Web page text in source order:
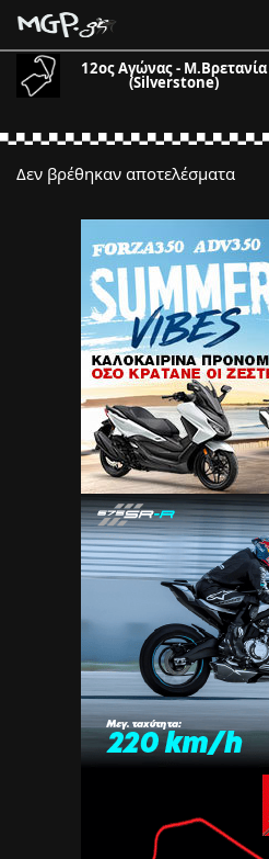
12ος Αγώνας - Μ.Βρετανία
(Silverstone)
Δεν βρέθηκαν αποτελέσματα